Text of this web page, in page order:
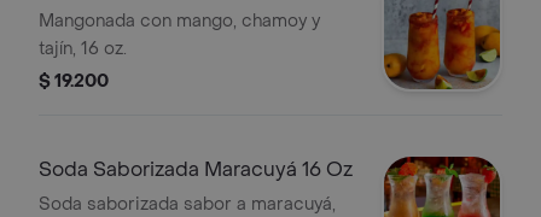
Mangonada con mango, chamoy y
tajín, 16 oz.
$ 19.200
Soda Saborizada Maracuyá 16 Oz
Soda saborizada sabor a maracuyá,